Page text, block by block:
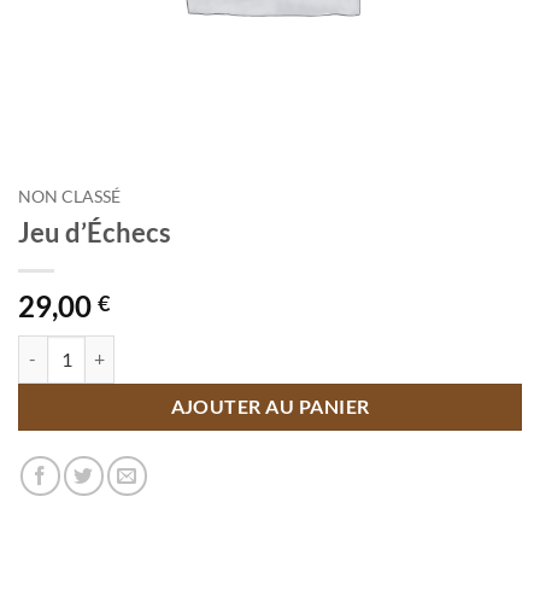
NON CLASSÉ
Jeu d’Échecs
29,00 €
AJOUTER AU PANIER